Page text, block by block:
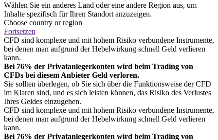
Wählen Sie ein anderes Land oder eine andere Region aus, um
Inhalte spezifisch für Ihren Standort anzuzeigen.
Choose country or region
Fortsetzen
CFD sind komplexe und mit hohem Risiko verbundene Instrumente,
bei denen man aufgrund der Hebelwirkung schnell Geld verlieren
kann.
Bei 76% der Privatanlegerkonten wird beim Trading von
CFDs bei diesem Anbieter Geld verloren.
Sie sollten überlegen, ob Sie sich über die Funktionsweise der CFD
im Klaren sind, und es sich leisten können, das Risiko des Verlustes
Ihres Geldes einzugehen.
CFD sind komplexe und mit hohem Risiko verbundene Instrumente,
bei denen man aufgrund der Hebelwirkung schnell Geld verlieren
kann.
Bei 76% der Privatanlegerkonten wird beim Trading von